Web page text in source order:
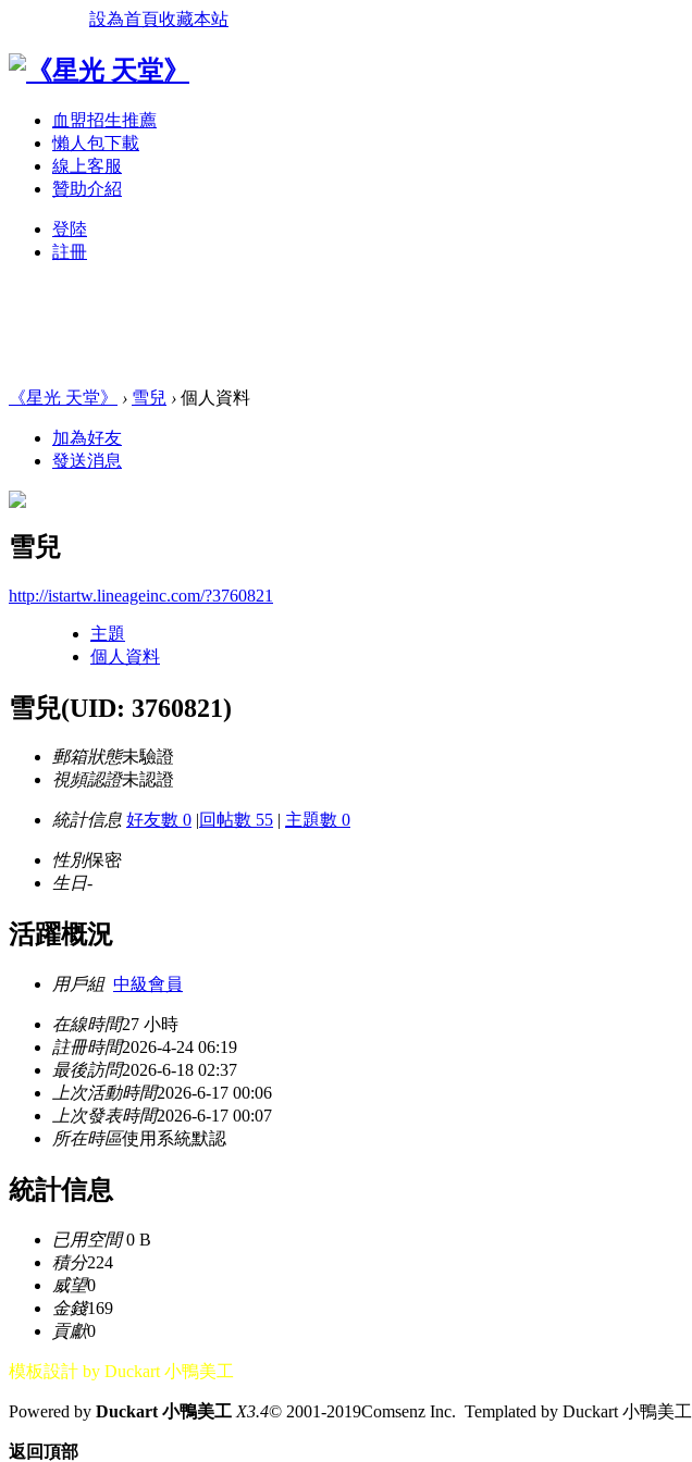
設為首頁收藏本站
血盟招生推薦
懶人包下載
線上客服
贊助介紹
登陸
註冊
《星光 天堂》 › 雪兒 › 個人資料
加為好友
發送消息
雪兒
http://istartw.lineageinc.com/?3760821
主題
個人資料
雪兒(UID: 3760821)
郵箱狀態未驗證
視頻認證未認證
統計信息 好友數 0 |回帖數 55 | 主題數 0
性別保密
生日-
活躍概況
用戶組 中級會員
在線時間27 小時
註冊時間2026-4-24 06:19
最後訪問2026-6-18 02:37
上次活動時間2026-6-17 00:06
上次發表時間2026-6-17 00:07
所在時區使用系統默認
統計信息
已用空間0 B
積分224
威望0
金錢169
貢獻0
模板設計 by Duckart 小鴨美工
Powered by Duckart 小鴨美工 X3.4© 2001-2019Comsenz Inc. Templated by Duckart 小鴨美工
返回頂部